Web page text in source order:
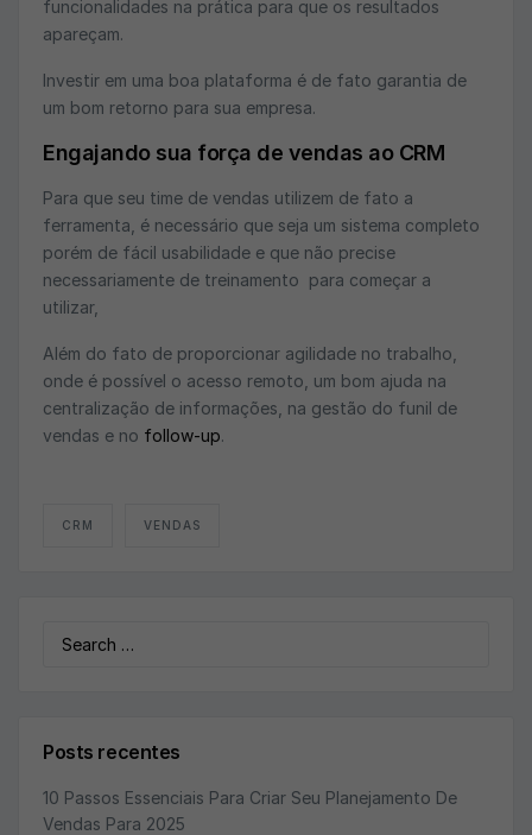
Search
Posts recentes
10 Passos Essenciais Para Criar Seu Planejamento De
Vendas Para 2025
funcionalidades na prática para que os resultados
apareçam.
Investir em uma boa plataforma é de fato garantia de
um bom retorno para sua empresa.
Engajando sua força de vendas ao CRM
Para que seu time de vendas utilizem de fato a
ferramenta, é necessário que seja um sistema completo
porém de fácil usabilidade e que não precise
necessariamente de treinamento para começar a
utilizar,
Além do fato de proporcionar agilidade no trabalho,
onde é possível o acesso remoto, um bom ajuda na
centralização de informações, na gestão do funil de
vendas e no follow-up.
CRM VENDAS